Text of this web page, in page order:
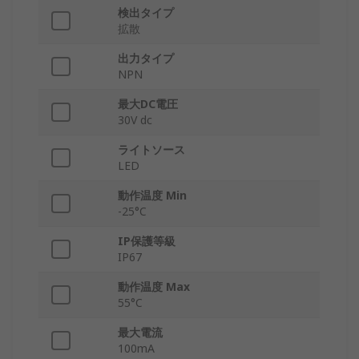
検出タイプ
拡散
出力タイプ
NPN
最大DC電圧
30V dc
ライトソース
LED
動作温度 Min
-25°C
IP保護等級
IP67
動作温度 Max
55°C
最大電流
100mA